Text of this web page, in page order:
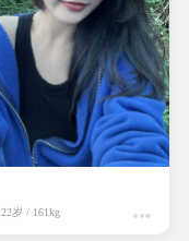
22岁 / 161kg